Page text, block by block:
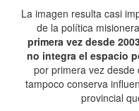
La imagen resulta casi
de la política
primera vez desde
no integra el espacio
por primera vez
tampoco conserva
provincial